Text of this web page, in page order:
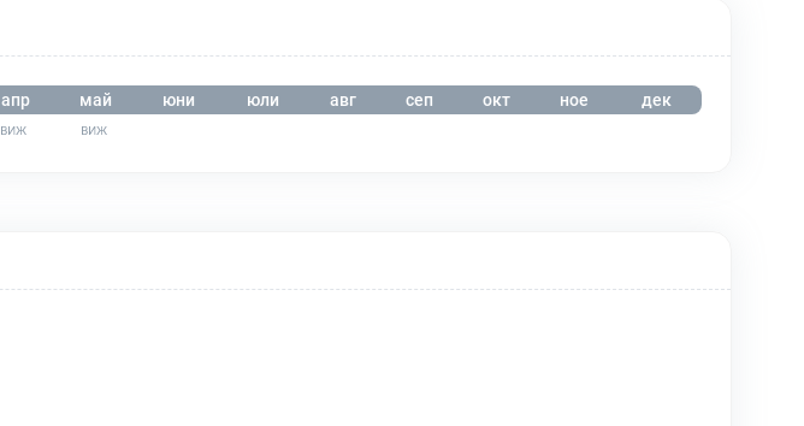
апр май юни юли авг сеп окт ное
дек